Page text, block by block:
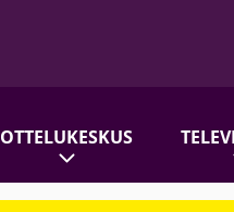
OTTELUKESKUS